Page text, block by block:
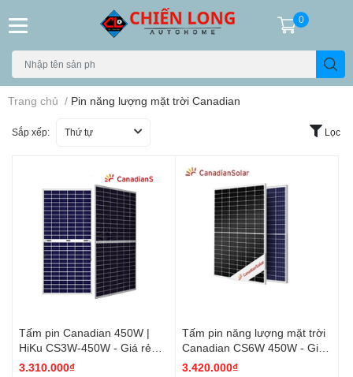
0
Trang chủ / Pin năng lượng mặt trời Canadian
Sắp xếp: Thứ tự Lọc
Tấm pin Canadian 450W |
HiKu CS3W-450W - Giá rẻ
nhất
3.310.000₫
Tấm pin năng lượng mặt trời
Canadian CS6W 450W - Giá
rẻ nhất
3.420.000₫